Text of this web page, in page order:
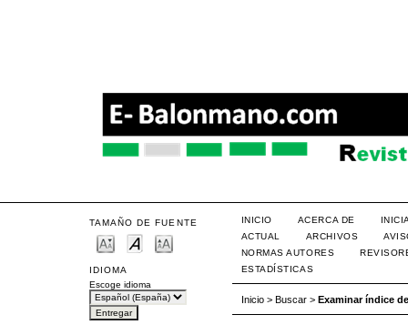
TAMAÑO DE FUENTE
IDIOMA
Escoge idioma
INICIO ACERCA DE
ACTUAL
ARCHIVOS
NORMAS AUTORES
ESTADÍSTICAS
Inicio> Buscar> Examinar índice